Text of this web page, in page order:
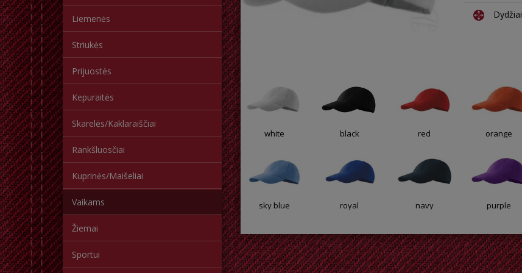
Liemenės
Striukės
Prijuostės
Kepuraitės
Skarelės/Kaklaraiščiai
Rankšluosčiai
Kuprinės/Maišeliai
Vaikams
Žiemai
Sportui
Dydžiai
white black red orange
sky blue royal navy purple